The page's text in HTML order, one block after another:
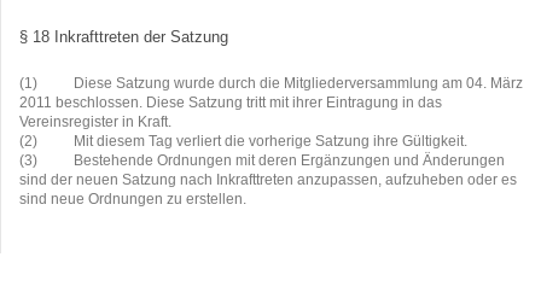
§ 18 Inkrafttreten der Satzung
(1)
Diese Satzung wurde durch die Mitgliederversammlung am 04. März
2011 beschlossen. Diese Satzung tritt mit ihrer Eintragung in das
Vereinsregister in Kraft.
(2)
Mit diesem Tag verliert die vorherige Satzung ihre Gültigkeit.
(3)
Bestehende Ordnungen mit deren Ergänzungen und Änderungen
sind der neuen Satzung nach Inkrafttreten anzupassen, aufzuheben oder es
sind neue Ordnungen zu erstellen.